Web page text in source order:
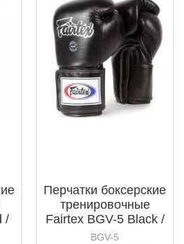
/
Перчатки боксерские
тренировочные
Fairtex BGV-5 Black /
Red
BGV-5